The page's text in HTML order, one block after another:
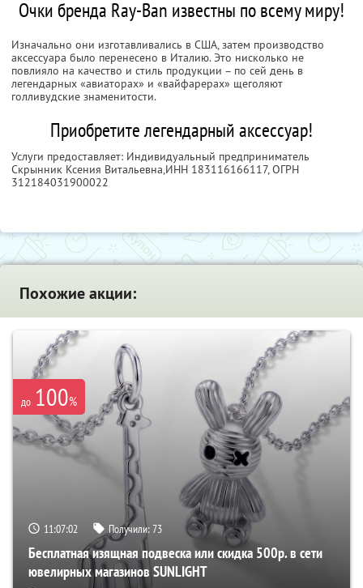
Очки бренда Ray-Ban известны по всему миру!
Изначально они изготавливались в США, затем производство
аксессуара было перенесено в Италию. Это нисколько не
повлияло на качество и стиль продукции – по сей день в
легендарных «авиаторах» и «вайфарерах» щеголяют
голливудские знаменитости.
Приобретите легендарный аксессуар!
Услуги предоставляет: Индивидуальный предприниматель
Скрынник Ксения Витальевна,ИНН 183116166117, ОГРН
312184031900022
Похожие акции:
до 100%
11:07:02 Получили:73
Бесплатная изящная подвеска или скидка 500р. в сети
ювелирных магазинов SUNLIGHT